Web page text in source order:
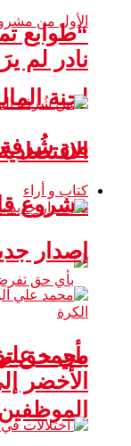
لجنة
مشروع
بأي حق
“طوابع
نادر لم يرَ
من شُرفة
كتاب و أراء
إصدار
محمد
الأخضر